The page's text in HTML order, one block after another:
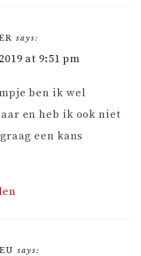
says:
at 9:51 pm
ben ik wel
en heb ik ook niet
een kans
says: